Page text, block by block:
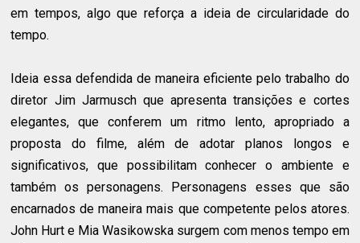
em tempos, algo que reforça a ideia de circularidade do
tempo.
Ideia essa defendida de maneira eficiente pelo trabalho do
diretor Jim Jarmusch que apresenta transições e cortes
elegantes, que conferem um ritmo lento, apropriado a
proposta do filme, além de adotar planos longos e
significativos, que possibilitam conhecer o ambiente e
também os personagens. Personagens esses que são
encarnados de maneira mais que competente pelos atores.
John Hurt e Mia Wasikowska surgem com menos tempo em